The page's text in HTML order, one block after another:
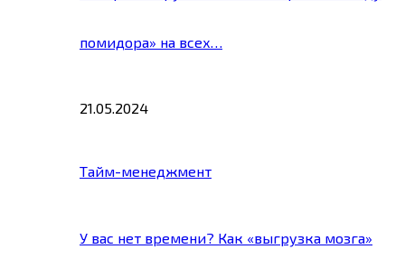
помидора» на всех…
21.05.2024
Тайм-менеджмент
У вас нет времени? Как «выгрузка мозга»